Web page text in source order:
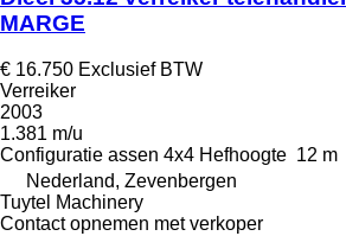
MARGE
€ 16.750 Exclusief BTW
Verreiker
2003
1.381 m/u
Configuratie assen 4x4 Hefhoogte 12 m
Nederland, Zevenbergen
Tuytel Machinery
Contact opnemen met verkoper